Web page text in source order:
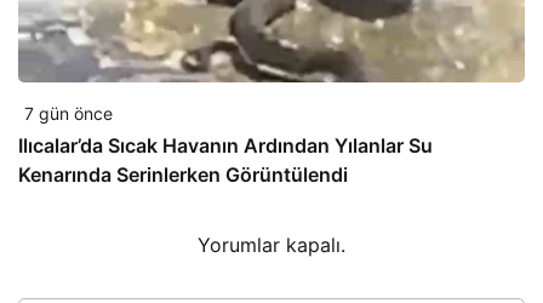
7 gün önce
Ilıcalar’da Sıcak Havanın Ardından Yılanlar Su
Kenarında Serinlerken Görüntülendi
Yorumlar kapalı.